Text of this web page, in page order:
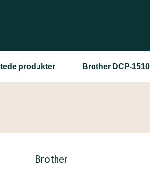
produkter Brother DCP-1510
Brother